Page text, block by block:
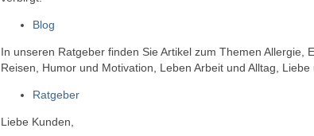
Blog
In unseren Ratgeber finden Sie Artikel zum Themen
Reisen, Humor und Motivation, Leben Arbeit und Alltag,
Ratgeber
Liebe Kunden,